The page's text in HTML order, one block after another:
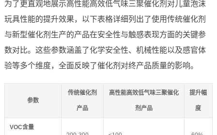
为了更直观地展示高性能高效低气味三聚催化剂对儿童泡沫
玩具性能的提升效果，以下表格详细列出了使用传统催化剂
与新型催化剂生产的产品在安全性与触感表现方面的关键参
数对比。这些参数涵盖了化学安全性、机械性能以及感官体
验等多个维度，全面反映了催化剂对终产品质量的影响。
参数
传统催化剂
产品
高性能高效低气味三聚催化
剂产品
提升幅
度
VOC含量